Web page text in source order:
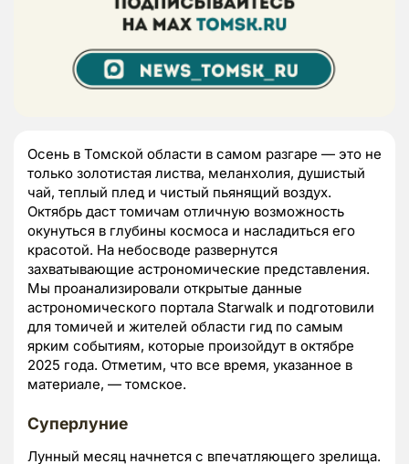
Осень в Томской области в самом разгаре — это не
только золотистая листва, меланхолия, душистый
чай, теплый плед и чистый пьянящий воздух.
Октябрь даст томичам отличную возможность
окунуться в глубины космоса и насладиться его
красотой. На небосводе развернутся
захватывающие астрономические представления.
Мы проанализировали открытые данные
астрономического портала Starwalk и подготовили
для томичей и жителей области гид по самым
ярким событиям, которые произойдут в октябре
2025 года. Отметим, что все время, указанное в
материале, — томское.
Суперлуние
Лунный месяц начнется с впечатляющего зрелища.